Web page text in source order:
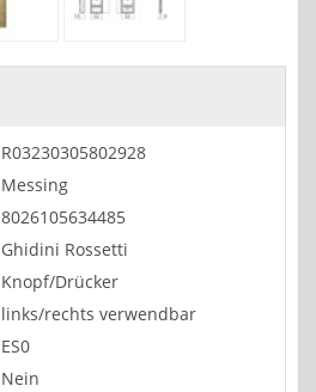
R03230305802928
Messing
8026105634485
Ghidini Rossetti
Knopf/Drücker
links/rechts verwendbar
ES0
Nein